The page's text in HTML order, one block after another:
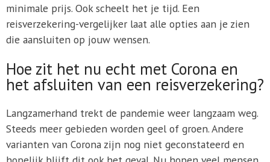
minimale prijs. Ook scheelt het je tijd. Een
reisverzekering-vergelijker laat alle opties aan je zien
die aansluiten op jouw wensen.
Hoe zit het nu echt met Corona en
het afsluiten van een reisverzekering?
Langzamerhand trekt de pandemie weer langzaam weg.
Steeds meer gebieden worden geel of groen. Andere
varianten van Corona zijn nog niet geconstateerd en